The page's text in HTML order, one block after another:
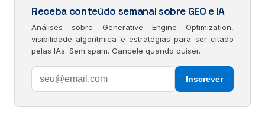
Receba conteúdo semanal sobre GEO e IA
Análises sobre Generative Engine Optimization,
visibilidade algorítmica e estratégias para ser citado
pelas IAs. Sem spam. Cancele quando quiser.
Inscrever